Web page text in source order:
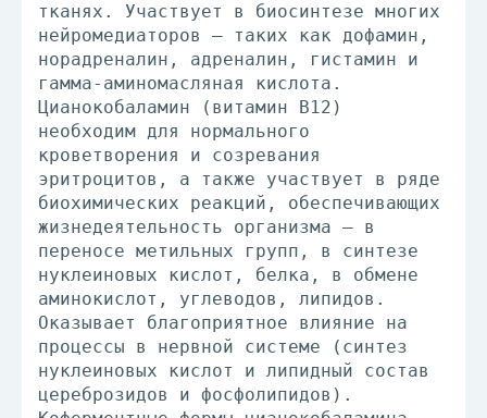
тканях. Участвует в биосинтезе многих
нейромедиаторов – таких как дофамин,
норадреналин, адреналин, гистамин и
гамма-аминомасляная кислота.
Цианокобаламин (витамин В12)
необходим для нормального
кроветворения и созревания
эритроцитов, а также участвует в ряде
биохимических реакций, обеспечивающих
жизнедеятельность организма – в
переносе метильных групп, в синтезе
нуклеиновых кислот, белка, в обмене
аминокислот, углеводов, липидов.
Оказывает благоприятное влияние на
процессы в нервной системе (синтез
нуклеиновых кислот и липидный состав
цереброзидов и фосфолипидов).